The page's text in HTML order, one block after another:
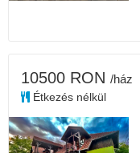
10500 RON /ház
Étkezés nélkül